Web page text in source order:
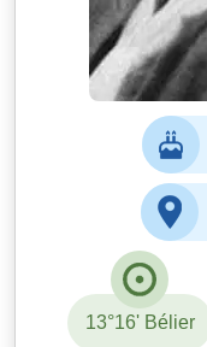
13°16' Bélier